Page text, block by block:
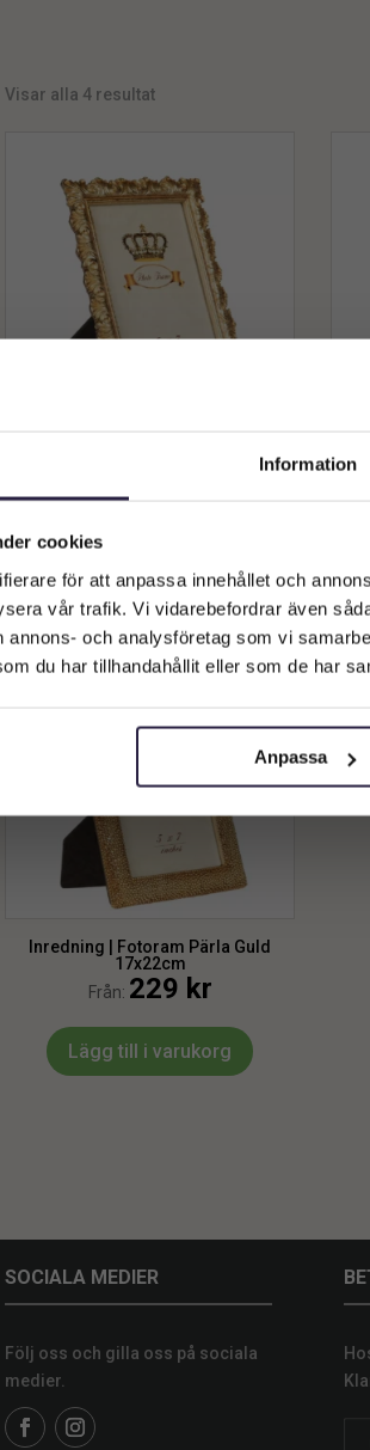
Information
cookies
för att anpassa innehållet och
vår trafik. Vi vidarebefordrar även
annons- och analysföretag som vi
du har tillhandahållit eller som de har
Anpassa
Visar alla 4 resultat
Från:199
Lägg till i varukorg
Inredning | Fotoram Pärla Guld
17x22cm
Från: 229 kr
Lägg till i varukorg
SOCIALA MEDIER
Följ oss och gilla oss på sociala
medier.
Välkommen till
Vilken typ av kund är du? Du kan alltid
Företagskund (exkl.